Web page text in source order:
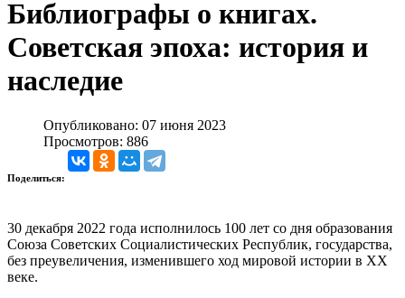
Библиографы о книгах.
Советская эпоха: история и
наследие
Опубликовано: 07 июня 2023
Просмотров: 886
Поделиться:
30 декабря 2022 года исполнилось 100 лет со дня образования
Союза Советских Социалистических Республик, государства,
без преувеличения, изменившего ход мировой истории в XX
веке.